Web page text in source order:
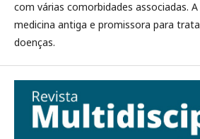
com várias comorbidades associadas.
medicina antiga e promissora para
doenças.